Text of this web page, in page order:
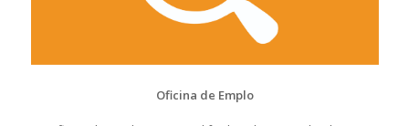
Oficina de Emplo